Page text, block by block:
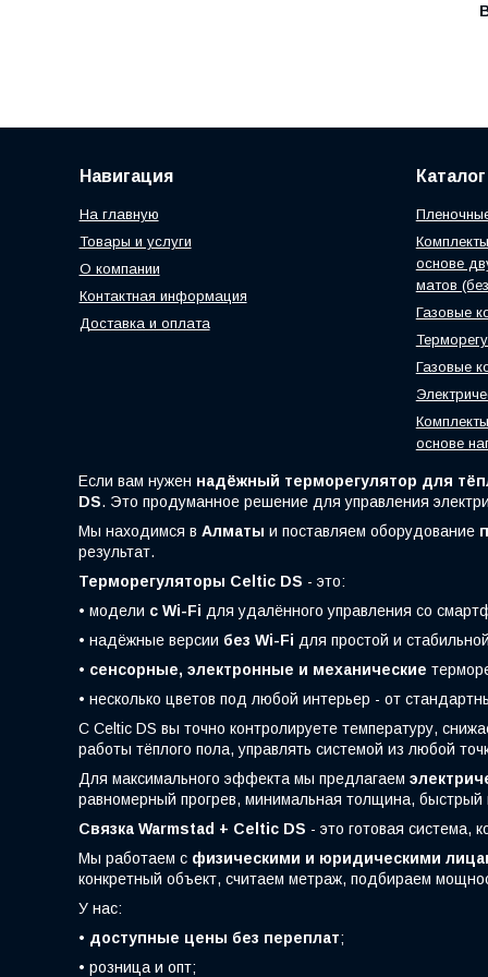
Навигация
На главную
Товары и услуги
О компании
Контактная информация
Доставка и оплата
основе
матов
Газовые
Газовые
основе
Если вам нужен надёжный терморегулятор для
DS. Это продуманное решение для управления
Мы находимся в Алматы и поставляем оборудование
результат.
Терморегуляторы Celtic DS - это:
• модели с Wi-Fi для удалённого управления со
• надёжные версии без Wi-Fi для простой и
• сенсорные, электронные и механические
• несколько цветов под любой интерьер - от
С Celtic DS вы точно контролируете температуру,
работы тёплого пола, управлять системой из любой
Для максимального эффекта мы предлагаем
равномерный прогрев, минимальная толщина,
Связка Warmstad + Celtic DS - это готовая система,
Мы работаем с физическими и юридическими
конкретный объект, считаем метраж, подбираем
У нас:
• доступные цены без переплат;
• розница и опт;